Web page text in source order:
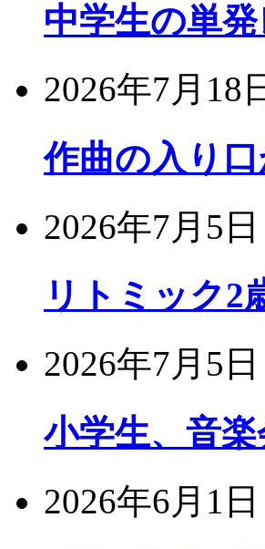
中学生の単
2026年7月18
作曲の入り
2026年7月5日
リトミック2
2026年7月5日
小学生、音
2026年6月1日